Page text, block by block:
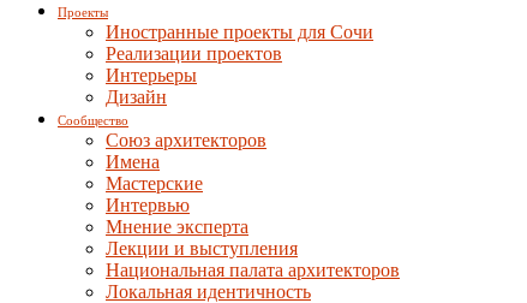
Проекты
Иностранные проекты для Сочи
Реализации проектов
Интерьеры
Дизайн
Сообщество
Союз архитекторов
Имена
Мастерские
Интервью
Мнение эксперта
Лекции и выступления
Национальная палата архитекторов
Локальная идентичность